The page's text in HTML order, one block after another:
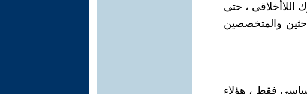
اللاأخلاقى ، حتى
والمتخصصين
فقط ، هؤلاء